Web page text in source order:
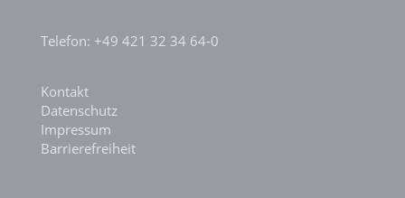
Telefon: +49 421 32 34 64-0
Kontakt
Datenschutz
Impressum
Barrierefreiheit